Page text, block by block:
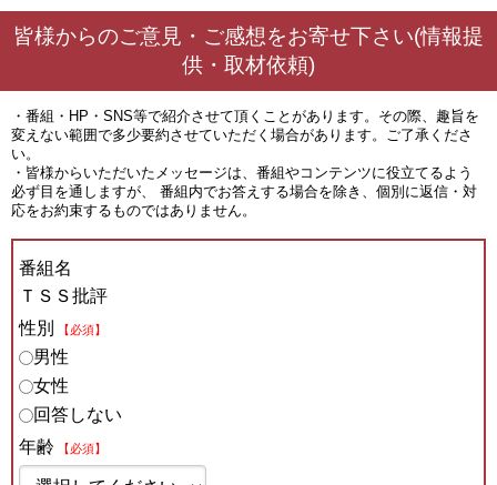
皆様からのご意見・ご感想をお寄せ下さい(情報提
供・取材依頼)
・番組・HP・SNS等で紹介させて頂くことがあります。その際、趣旨を
変えない範囲で多少要約させていただく場合があります。ご了承くださ
い。
・皆様からいただいたメッセージは、番組やコンテンツに役立てるよう
必ず目を通しますが、 番組内でお答えする場合を除き、個別に返信・対
応をお約束するものではありません。
番組名
ＴＳＳ批評
性別
【必須】
男性
女性
回答しない
年齢
【必須】